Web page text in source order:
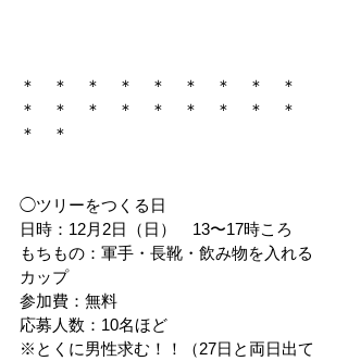
＊　＊　＊　＊　＊　＊　＊　＊　＊
＊　＊　＊　＊　＊　＊　＊　＊　＊
＊　＊
◯ツリーをつくる日
日時：12月2日（日）　13〜17時ころ
もちもの：軍手・長靴・飲み物を入れる
カップ
参加費：無料
応募人数：10名ほど
※とくに男性求む！！（27日と両日出て